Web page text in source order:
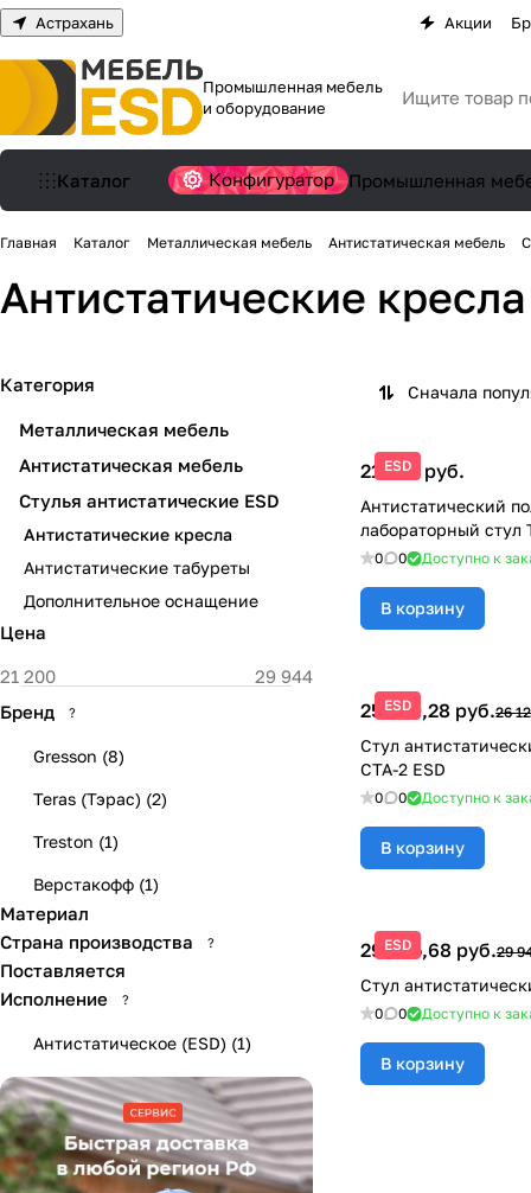
Астрахань Акции
Промышленная мебель
и оборудование
Каталог Конфигуратор Промышленная
Главная Каталог Металлическая мебель Антистатическая мебель
Антистатические кресла
Сначала
ESD
21 200 руб.
Антистатический
лабораторный стул
0 0 Доступно к
В корзину
ESD
25 340,28 руб.26
Стул
СТА-2 ESD
0 0 Доступно к
В корзину
ESD
29 045,68 руб.29
Стул
0 0 Доступно к
В корзину
Категория
Металлическая мебель
Антистатическая мебель
Стулья антистатические ESD
Антистатические кресла
Антистатические табуреты
Дополнительное оснащение
Цена
Бренд ?
Gresson (8)
Teras (Тэрас) (2)
Treston (1)
Верстакофф (1)
Материал
Страна производства
?
Поставляется
Исполнение
?
Антистатическое (ESD) (1)